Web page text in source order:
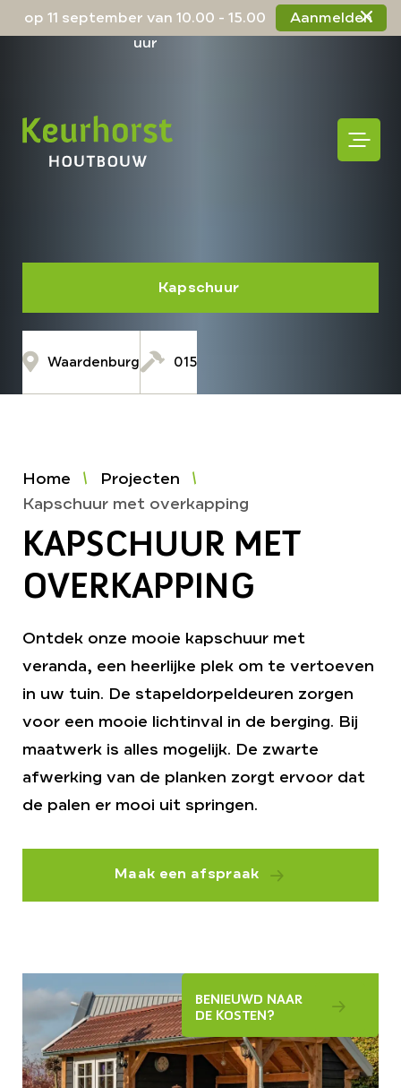
op 11 september van 10.00 - 15.00
uur
Aanmelden
Kapschuur
Waardenburg 015
Home
Projecten
Kapschuur met overkapping
KAPSCHUUR MET
OVERKAPPING
Ontdek onze mooie kapschuur met
veranda, een heerlijke plek om te vertoeven
in uw tuin. De stapeldorpeldeuren zorgen
voor een mooie lichtinval in de berging. Bij
maatwerk is alles mogelijk. De zwarte
afwerking van de planken zorgt ervoor dat
de palen er mooi uit springen.
Maak een afspraak
BENIEUWD NAAR
DE KOSTEN?